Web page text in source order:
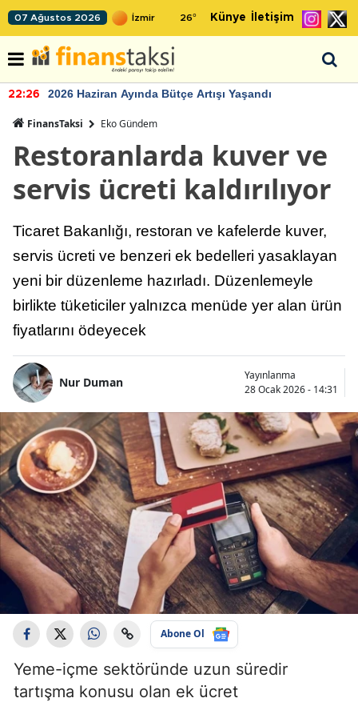
07 Ağustos 2026 26° Künye İletişim
22:26 2026 Haziran Ayında Bütçe Artışı Yaşandı
FinansTaksi Eko Gündem
Restoranlarda kuver ve
servis ücreti kaldırılıyor
Ticaret Bakanlığı, restoran ve kafelerde kuver,
servis ücreti ve benzeri ek bedelleri yasaklayan
yeni bir düzenleme hazırladı. Düzenlemeyle
birlikte tüketiciler yalnızca menüde yer alan ürün
fiyatlarını ödeyecek
Nur Duman
Yayınlanma
28 Ocak 2026 - 14:31
Abone Ol
Yeme-içme sektöründe uzun süredir
tartışma konusu olan ek ücret